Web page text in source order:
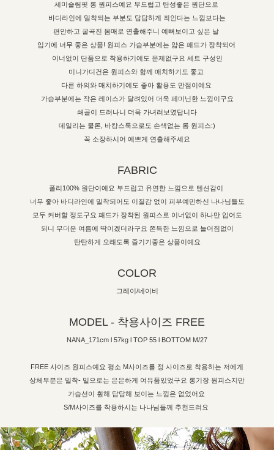
세미슬림핏 롱 원피스예요 부드럽고 탄성좋은 원단으로
바디라인에 밀착되는 부분도 답답하게 죄인다는 느낌보다는
편안하고 굴곡진 몸매로 연출해주니 예뻐보이고 싶은 날
입기에 너무 좋은 상품! 원피스 가슴부분에는 얇은 패드가 장착되어
이너없이 단품으로 착용하기에도 문제없구요 세트 구성인
미니가디건은 원피스와 함께 매치하기도 좋고
다른 하의와 매치하기에도 좋아 활용도 만점이예요
가슴부분에는 작은 레이스가 달려있어 더욱 페미닌한 느낌이구요
쇄골이 드러나니 더욱 가녀려보였답니다
데일리는 물론, 바캉스룩으로도 손색없는 롱 원피스:)
꼭 소장하시어 예쁘게 연출해주세요
FABRIC
폴리100% 원단이예요 부드럽고 유연한 느낌으로 텐션감이
너무 좋아 바디라인에 밀착되어도 이질감 없이 피부예민하신 나나님들도
모두 커버할 정도구요 패드가 장착된 원피스로 이너없이 하나만 입어도
되니 무더운 여름에 딱이겠더라구요 쫀득한 느낌으로 늘어짐없이
탄탄하게 오래도록 즐기기좋은 상품이예요
COLOR
그레이/네이비
MODEL - 착용사이즈 FREE
NANA_171cm l 57kg l TOP 55 l BOTTOM M/27
FREE 사이즈 원피스예요 평소 M사이즈를 정 사이즈로 착용하는 저에게
상체부분은 밀착- 밑으로는 은은하게 여유품있었구요 롱기장 원피스지만
가슴선이 훤해 답답해 보이는 느낌은 없었어요
S/M사이즈를 착용하시는 나나님들께 추천드려요